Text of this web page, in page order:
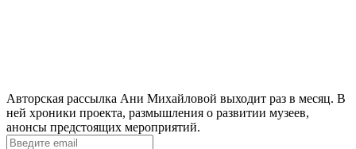
Авторская рассылка Ани Михайловой выходит раз в месяц. В
ней хроники проекта, размышления о развитии музеев,
анонсы предстоящих мероприятий.